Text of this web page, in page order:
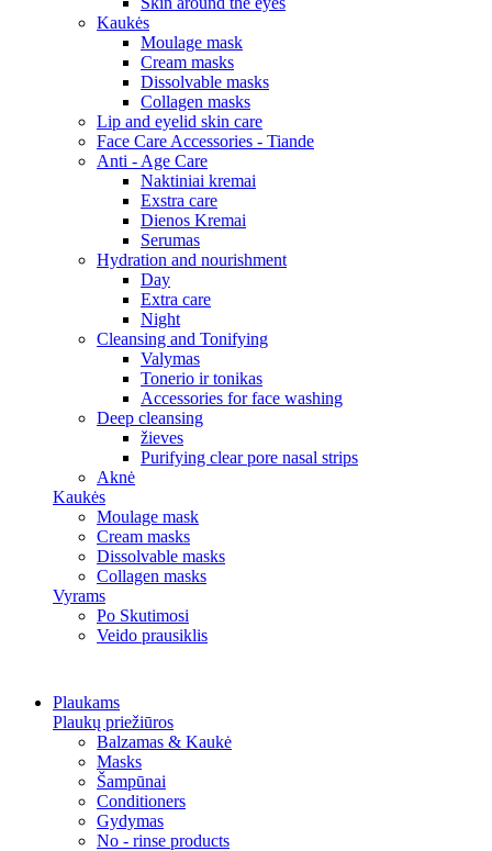
Kaukės
Moulage mask
Cream masks
Dissolvable masks
Collagen masks
Lip and eyelid skin care
Face Care Accessories - Tiande
Anti - Age Care
Naktiniai kremai
Exstra care
Dienos Kremai
Serumas
Hydration and nourishment
Day
Extra care
Night
Cleansing and Tonifying
Valymas
Tonerio ir tonikas
Accessories for face washing
Deep cleansing
žieves
Purifying clear pore nasal strips
Aknė
Kaukės
Moulage mask
Cream masks
Dissolvable masks
Collagen masks
Vyrams
Po Skutimosi
Veido prausiklis
Plaukams
Plaukų priežiūros
Balzamas & Kaukė
Masks
Šampūnai
Conditioners
Gydymas
No - rinse products